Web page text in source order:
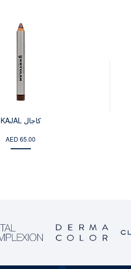
كاجال KAJAL
AED 65.00